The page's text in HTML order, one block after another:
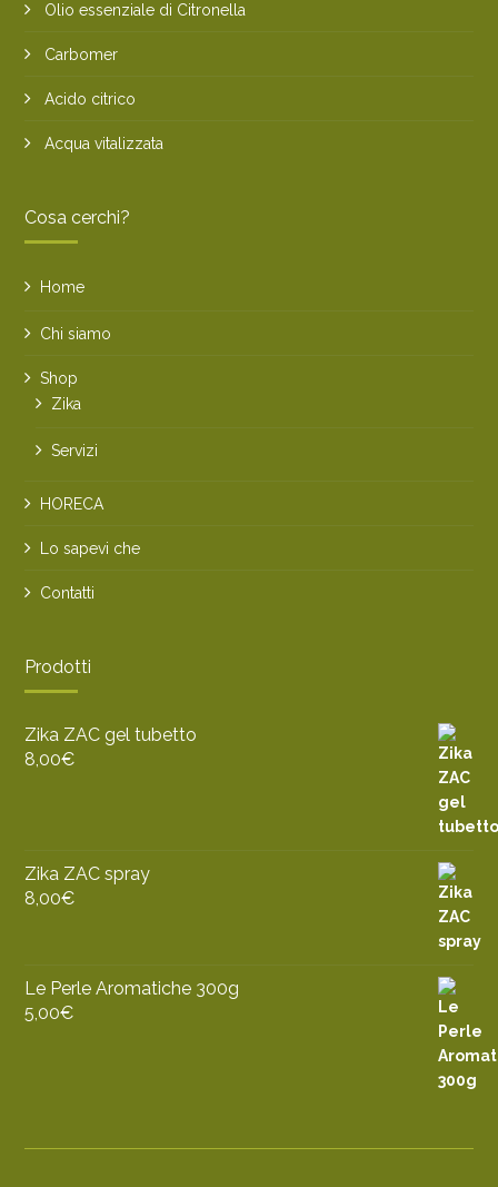
Olio essenziale di Citronella
Carbomer
Acido citrico
Acqua vitalizzata
Cosa cerchi?
Home
Chi siamo
Shop
Zika
Servizi
HORECA
Lo sapevi che
Contatti
Prodotti
Zika ZAC gel tubetto
8,00€
Zika ZAC spray
8,00€
Le Perle Aromatiche 300g
5,00€